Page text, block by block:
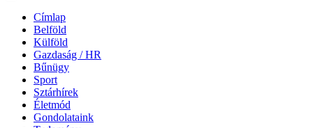
Címlap
Belföld
Külföld
Gazdaság / HR
Bűnügy
Sport
Sztárhírek
Életmód
Gondolataink